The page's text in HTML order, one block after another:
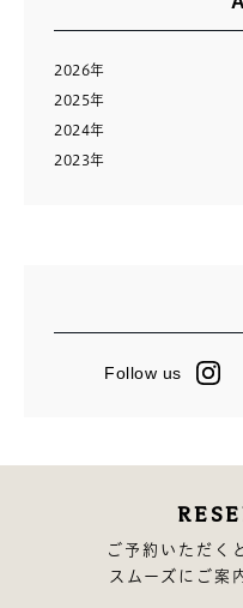
2026年
8月（2）
7月（10）
6月（11）
2025年
12月（13）
11月（12）
2024年
12月（13）
2023年
Follow us
ご予約いただく
スムーズにご案